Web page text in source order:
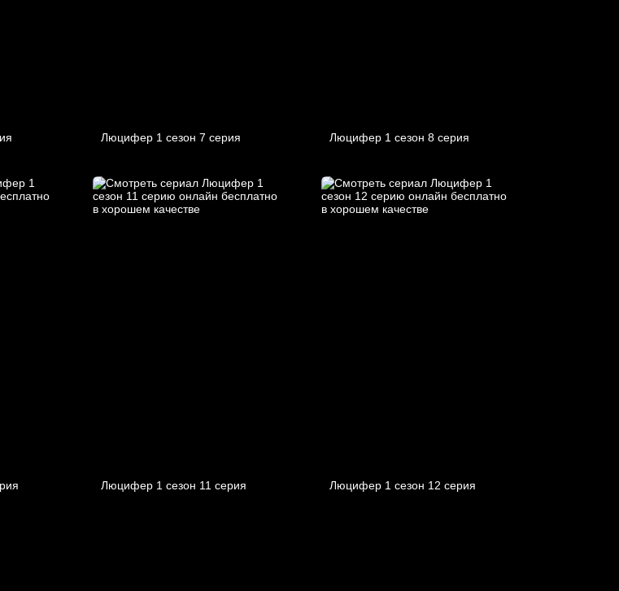
Люцифер 1 cезон 7 cерия Люцифер 1 cезон 8 cерия
Люцифер 1 cезон 11 cерия Люцифер 1 cезон 12 cерия